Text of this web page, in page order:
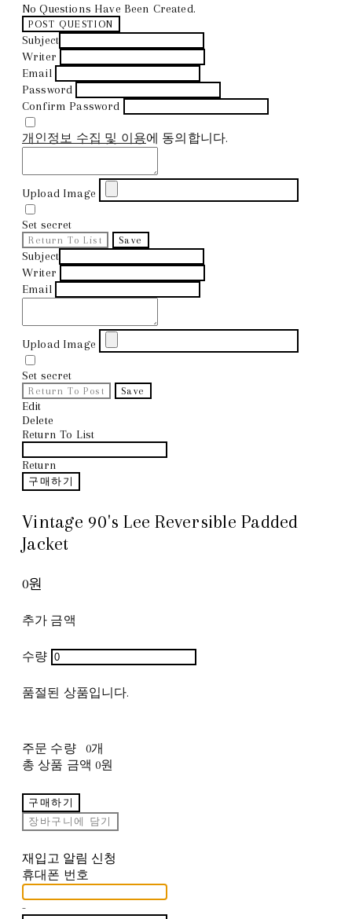
No Questions Have Been Created.
POST QUESTION
Subject
Writer
Email
Password
Confirm Password
개인정보 수집 및 이용에 동의합니다.
Upload Image
Set secret
Return To List Save
Subject
Writer
Email
Upload Image
Set secret
Return To Post Save
Edit
Delete
Return To List
Return
구매하기
Vintage 90's Lee Reversible Padded
Jacket
0원
추가 금액
수량
품절된 상품입니다.
주문 수량
0개
총 상품 금액 0원
구매하기
장바구니에 담기
재입고 알림 신청
휴대폰 번호
-